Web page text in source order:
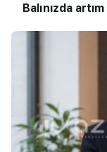
Balınızda